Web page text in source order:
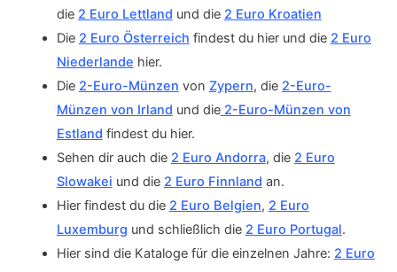
die 2 Euro Lettland und die 2 Euro Kroatien
Die 2 Euro Österreich findest du hier und die 2 Euro
Niederlande hier.
Die 2-Euro-Münzen von Zypern, die 2-Euro-
Münzen von Irland und die2-Euro-Münzen von
Estland findest du hier.
Sehen dir auch die 2 Euro Andorra, die 2 Euro
Slowakei und die 2 Euro Finnland an.
Hier findest du die 2 Euro Belgien, 2 Euro
Luxemburg und schließlich die 2 Euro Portugal.
Hier sind die Kataloge für die einzelnen Jahre: 2 Euro